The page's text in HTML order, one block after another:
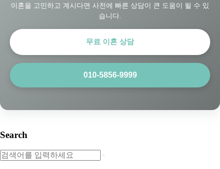
이혼을 고민하고 계시다면 사전에 빠른 상담이 큰 도움이 될 수 있
습니다.
무료 이혼 상담
010-5856-9999
Search